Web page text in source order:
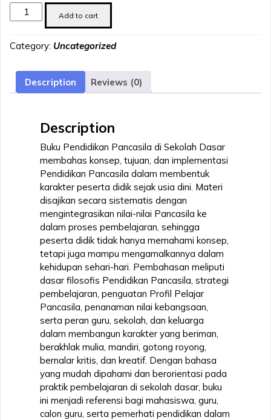
PENDIDIKAN
PANCASILA
SEKOLAH
quantity
Add to cart
Category: Uncategorized
Description Reviews (0)
Description
Buku Pendidikan Pancasila di Sekolah Dasar
membahas konsep, tujuan, dan implementasi
Pendidikan Pancasila dalam membentuk
karakter peserta didik sejak usia dini. Materi
disajikan secara sistematis dengan
mengintegrasikan nilai-nilai Pancasila ke
dalam proses pembelajaran, sehingga
peserta didik tidak hanya memahami konsep,
tetapi juga mampu mengamalkannya dalam
kehidupan sehari-hari. Pembahasan meliputi
dasar filosofis Pendidikan Pancasila, strategi
pembelajaran, penguatan Profil Pelajar
Pancasila, penanaman nilai kebangsaan,
serta peran guru, sekolah, dan keluarga
dalam membangun karakter yang beriman,
berakhlak mulia, mandiri, gotong royong,
bernalar kritis, dan kreatif. Dengan bahasa
yang mudah dipahami dan berorientasi pada
praktik pembelajaran di sekolah dasar, buku
ini menjadi referensi bagi mahasiswa, guru,
calon guru, serta pemerhati pendidikan dalam